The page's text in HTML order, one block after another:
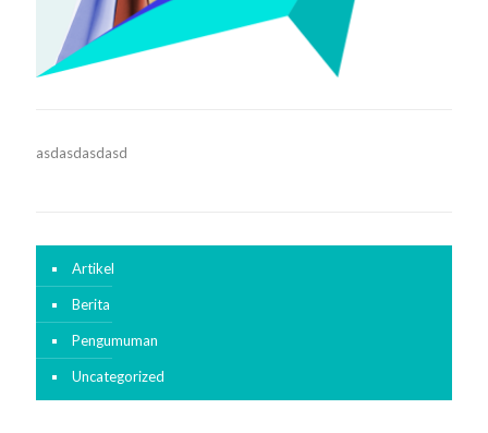
asdasdasdasd
Artikel
Berita
Pengumuman
Uncategorized